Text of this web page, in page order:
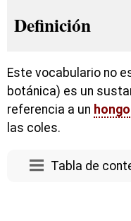
Definición
Este vocabulario no
botánica) es un
referencia a un hongo
las coles.
Tabla de